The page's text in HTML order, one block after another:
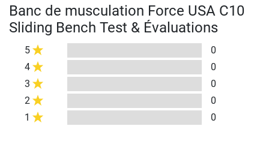
Banc de musculation Force USA C10
Sliding Bench Test & Évaluations
5
0
4
0
3
0
2
0
1
0